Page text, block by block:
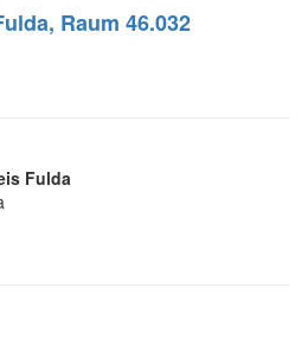
Raum 46.032
Fulda